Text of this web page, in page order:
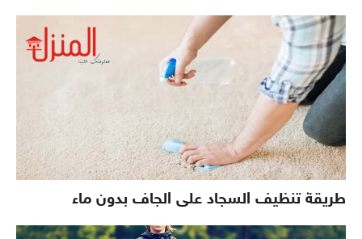
طريقة تنظيف السجاد على الجاف بدون ماء